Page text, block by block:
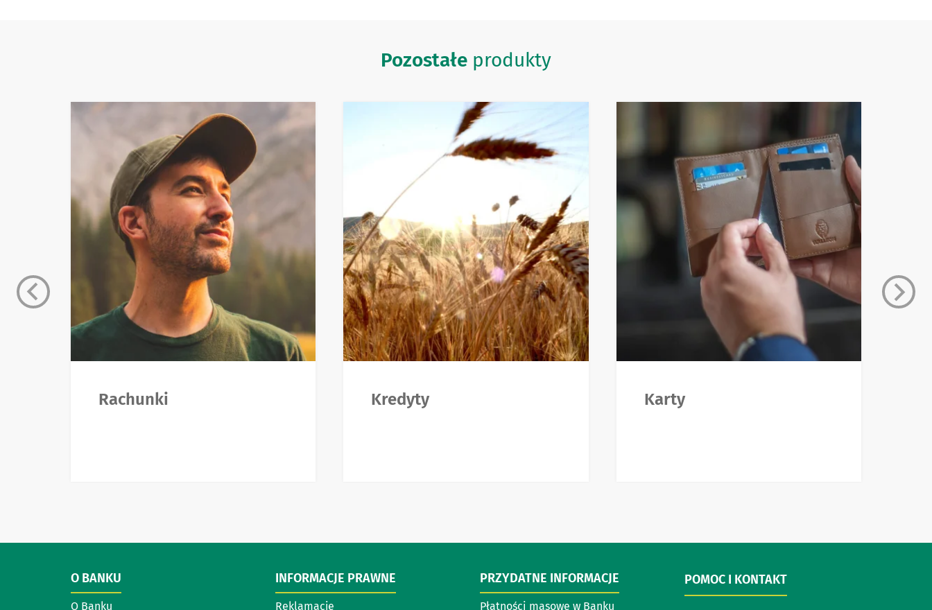
Pozostałe produkty
Rachunki Kredyty Karty
O BANKU
O Banku
INFORMACJE PRAWNE
Reklamacje
PRZYDATNE INFORMACJE
Płatności masowe w Banku
POMOC I KONTAKT